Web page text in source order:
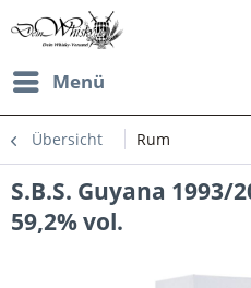
Menü
Übersicht Rum
S.B.S. Guyana 1993/
59,2% vol.